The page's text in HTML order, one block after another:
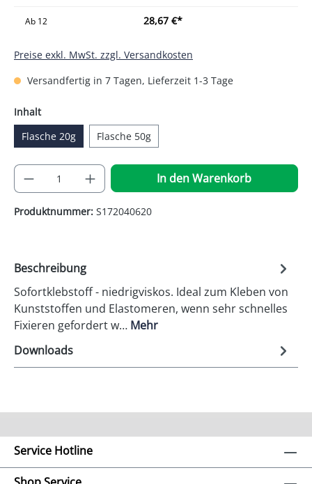
Ab 12 28,67 €*
Preise exkl. MwSt. zzgl. Versandkosten
Versandfertig in 7 Tagen, Lieferzeit 1-3 Tage
Inhaltauswählen
Flasche 20g
Flasche 50g
Produkt Anzahl: Gib den gewünschten
In den Warenkorb
Produktnummer: S172040620
Beschreibung
Sofortklebstoff - niedrigviskos. Ideal zum Kleben von
Kunststoffen und Elastomeren, wenn sehr schnelles
Fixieren gefordert w… Mehr
Downloads
Service Hotline